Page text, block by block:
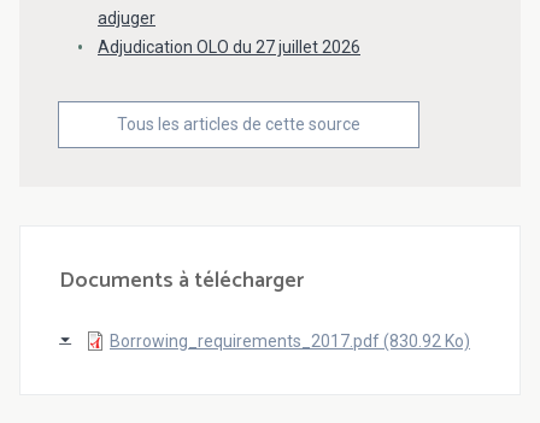
adjuger
Adjudication OLO du 27 juillet 2026
Tous les articles de cette source
Documents à télécharger
Borrowing_requirements_2017.pdf (830.92 Ko)